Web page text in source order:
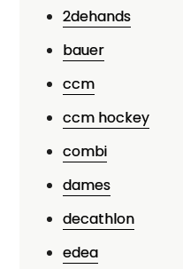
2dehands
bauer
ccm
ccm hockey
combi
dames
decathlon
edea